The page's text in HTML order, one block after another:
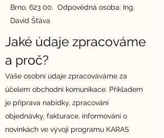
Brno, 623 00. Odpovědná osoba: Ing.
David Šťáva
Jaké údaje zpracováme
a proč?
Vaše osobní údaje zpracováváme za
účelem obchodní komunikace. Příkladem
je příprava nabídky, zpracování
objednávky, fakturace, informování o
novinkách ve vývoji programu KARAS